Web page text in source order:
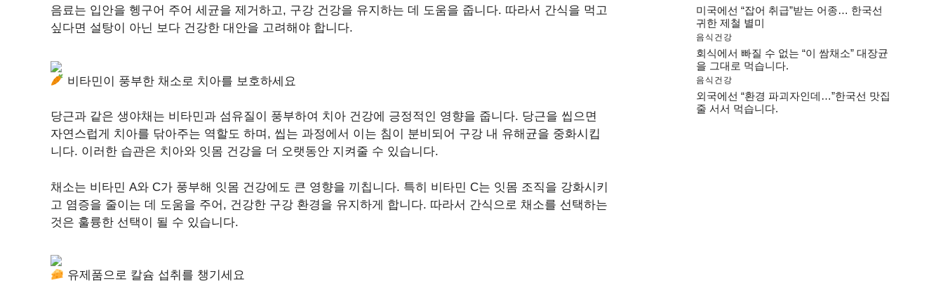
음료는 입안을 헹구어 주어 세균을 제거하고, 구강 건강을 유지하는 데 도움을 줍니다. 따라서 간식을 먹고
싶다면 설탕이 아닌 보다 건강한 대안을 고려해야 합니다.
비타민이 풍부한 채소로 치아를 보호하세요
당근과 같은 생야채는 비타민과 섬유질이 풍부하여 치아 건강에 긍정적인 영향을 줍니다. 당근을 씹으면
자연스럽게 치아를 닦아주는 역할도 하며, 씹는 과정에서 이는 침이 분비되어 구강 내 유해균을 중화시킵
니다. 이러한 습관은 치아와 잇몸 건강을 더 오랫동안 지켜줄 수 있습니다.
채소는 비타민 A와 C가 풍부해 잇몸 건강에도 큰 영향을 끼칩니다. 특히 비타민 C는 잇몸 조직을 강화시키
고 염증을 줄이는 데 도움을 주어, 건강한 구강 환경을 유지하게 합니다. 따라서 간식으로 채소를 선택하는
것은 훌륭한 선택이 될 수 있습니다.
유제품으로 칼슘 섭취를 챙기세요
미국에선 “잡어 취급”받는 어종… 한국선
귀한 제철 별미
음식건강
회식에서 빠질 수 없는 “이 쌈채소” 대장균
을 그대로 먹습니다.
음식건강
외국에선 “환경 파괴자인데…”한국선 맛집
줄 서서 먹습니다.